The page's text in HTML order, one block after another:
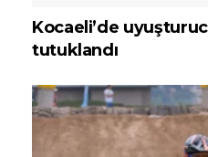
Kocaeli’de
tutuklandı